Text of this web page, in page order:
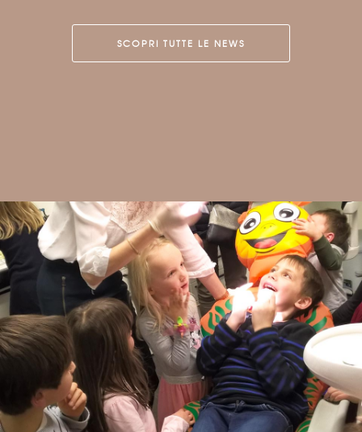
SCOPRI TUTTE LE NEWS